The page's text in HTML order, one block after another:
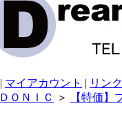
| マイアカウント | リンク
ＤＯＮＩＣ ＞
【特価】